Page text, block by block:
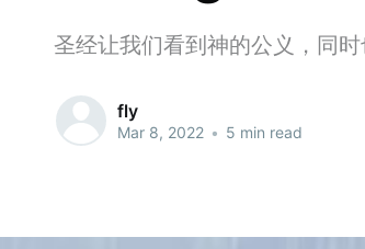
圣经让我们看到神的公义，同时
fly
Mar 8, 2022 • 5 min read